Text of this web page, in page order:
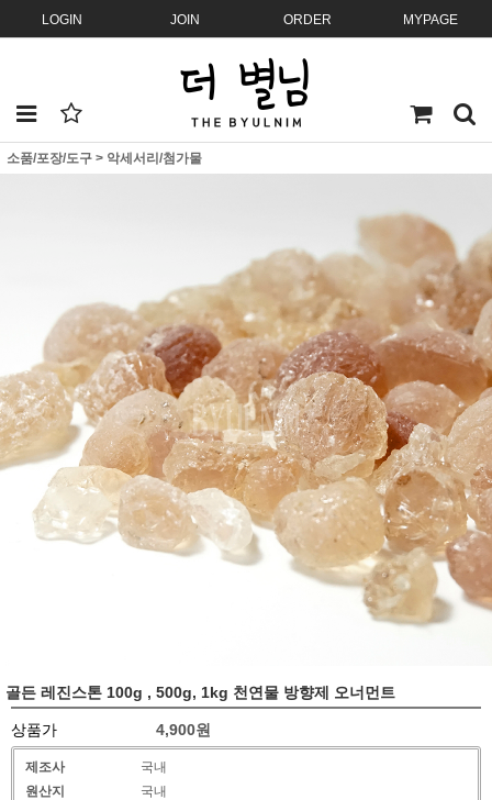
LOGIN JOIN ORDER MYPAGE
소품/포장/도구 > 악세서리/첨가물
골든 레진스톤 100g , 500g, 1kg 천연물 방향제 오너먼트
상품가 4,900원
제조사
국내
원산지
국내